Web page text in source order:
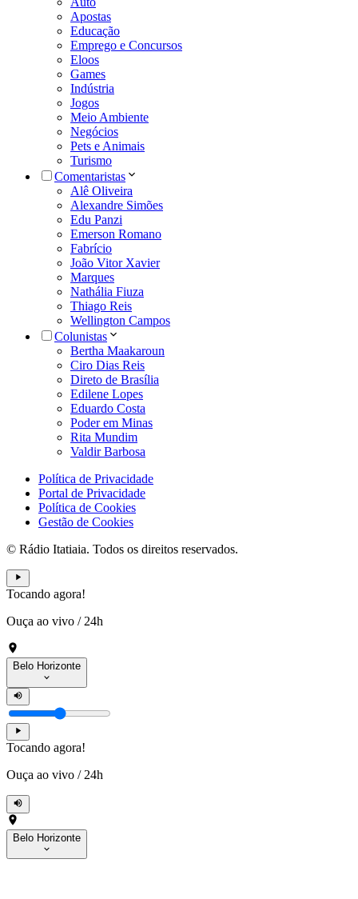
Apostas
Educação
Emprego e Concursos
Eloos
Games
Indústria
Jogos
Meio Ambiente
Negócios
Pets e Animais
Turismo
Comentaristas
Alê Oliveira
Alexandre Simões
Edu Panzi
Emerson Romano
Fabrício
João Vitor Xavier
Marques
Nathália Fiuza
Thiago Reis
Wellington Campos
Colunistas
Bertha Maakaroun
Ciro Dias Reis
Direto de Brasília
Edilene Lopes
Eduardo Costa
Poder em Minas
Rita Mundim
Valdir Barbosa
Política de Privacidade
Portal de Privacidade
Política de Cookies
Gestão de Cookies
© Rádio Itatiaia. Todos os direitos reservados.
Tocando agora!
Ouça ao vivo / 24h
Belo Horizonte
Tocando agora!
Ouça ao vivo / 24h
Belo Horizonte